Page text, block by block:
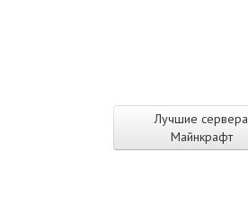
Лучшие сервера
Майнкрафт